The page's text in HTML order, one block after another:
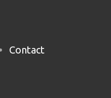
Contact